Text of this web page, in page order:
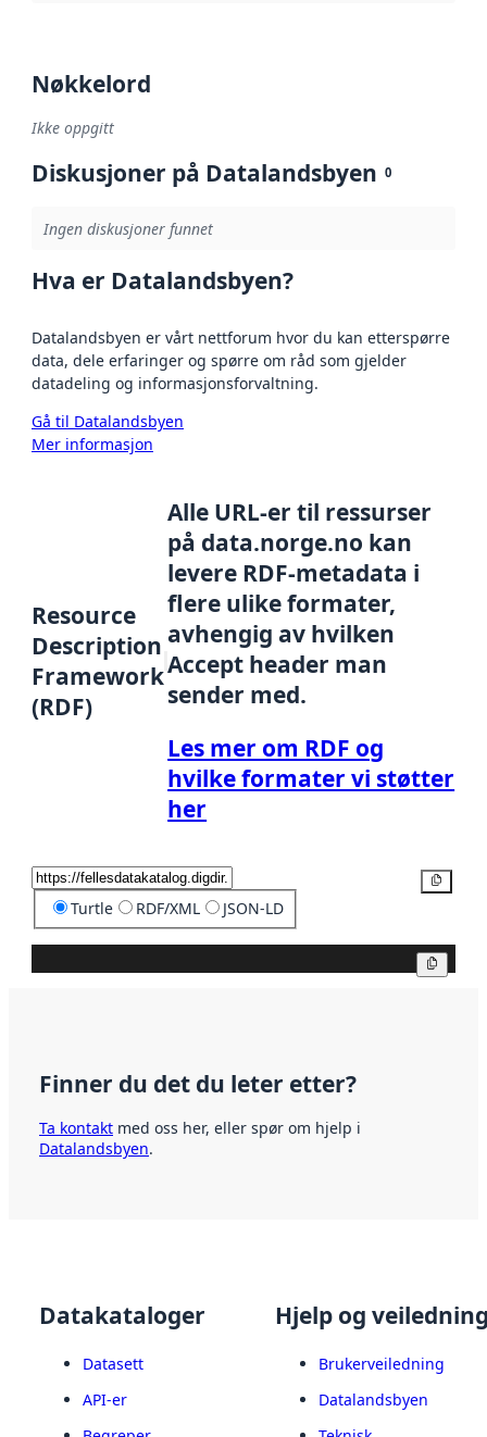
Nøkkelord
Ikke oppgitt
Diskusjoner på Datalandsbyen 0
Ingen diskusjoner funnet
Hva er Datalandsbyen?
Datalandsbyen er vårt nettforum hvor du kan etterspørre
data, dele erfaringer og spørre om råd som gjelder
datadeling og informasjonsforvaltning.
Gå til Datalandsbyen
Mer informasjon
Resource
Description
Framework
(RDF)
Alle URL-er til ressurser
på data.norge.no kan
levere RDF-metadata i
flere ulike formater,
avhengig av hvilken
Accept header man
sender med.
Les mer om RDF og
hvilke formater vi støtter
her
Turtle RDF/XML JSON-LD
Finner du det du leter etter?
Ta kontakt med oss her, eller spør om hjelp i
Datalandsbyen.
Datakataloger
Datasett
API-er
Hjelp og
Brukerveiledning
Datalandsbyen